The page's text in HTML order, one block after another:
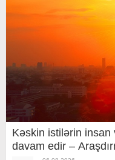
Kəskin istilərin
davam edir –